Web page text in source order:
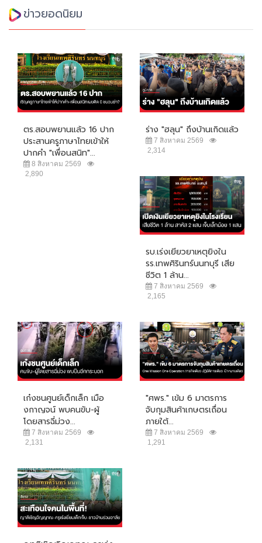
ข่าวยอดนิยม
ตร.สอบพยานแล้ว 16 ปาก
ประสานครูภาษาไทยเข้าให้
ปากคำ "เพื่อนสนิท"...
8 สิงหาคม 2569
2,890
ร่าง "ฮลุน" ถึงบ้านเกิดแล้ว
7 สิงหาคม 2569
2,314
รบ.เร่งเยียวยาเหตุยิงใน
รร.เทพศิรินทร์นนทบุรี เสีย
ชีวิต 1 ล้าน...
7 สิงหาคม 2569
2,165
เก๋งชนศูนย์เด็กเล็ก เมือ
งกาญจน์ พบคนขับ-ผู้
โดยสารฉี่ม่วง...
7 สิงหาคม 2569
2,131
"ศพร." เข้ม 6 มาตรการ
จับกุมสินค้าเกษตรเถื่อน
ภายใต้...
7 สิงหาคม 2569
1,291